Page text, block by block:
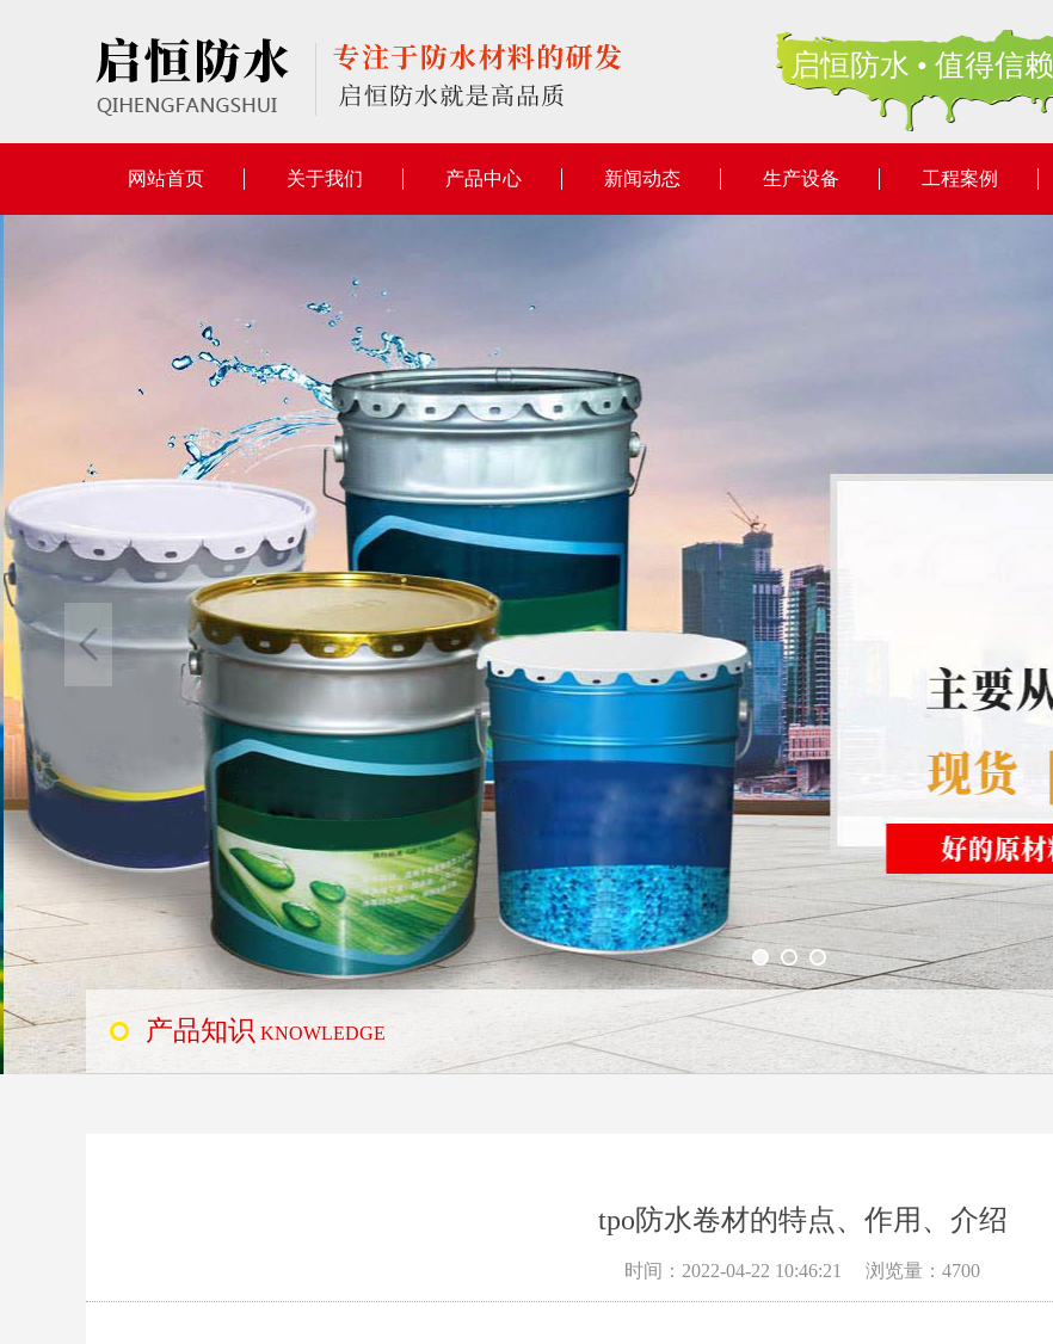
启恒防水 • 值得信赖
网站首页 关于我们 产品中心 新闻动态 生产设备 工程案例
1 2 3
产品知识 KNOWLEDGE
tpo防水卷材的特点、作用、介绍
时间：2022-04-22 10:46:21 浏览量：4700